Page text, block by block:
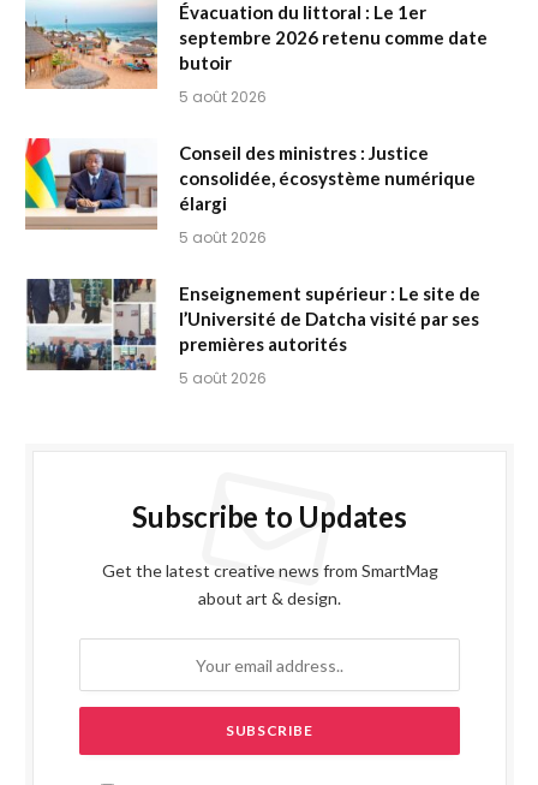
Évacuation du littoral : Le 1er
septembre 2026 retenu comme date
butoir
5 août 2026
Conseil des ministres : Justice
consolidée, écosystème numérique
élargi
5 août 2026
Enseignement supérieur : Le site de
l’Université de Datcha visité par ses
premières autorités
5 août 2026
Subscribe to Updates
Get the latest creative news from SmartMag
about art & design.